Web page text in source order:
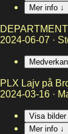
Mer info ↓
2024-06-07 ·
PLX Lajv på
2024-03-16 ·
Visa bilder
Mer info ↓